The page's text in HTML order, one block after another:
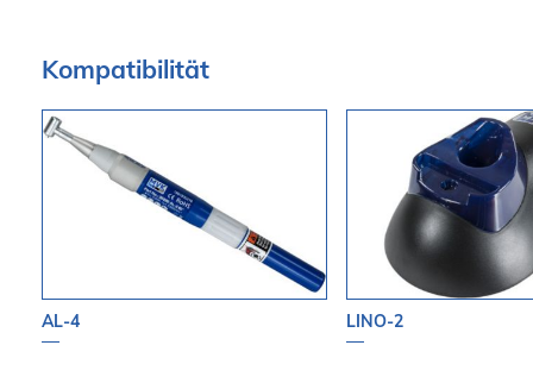
Kompatibilität
AL-4 LINO-2